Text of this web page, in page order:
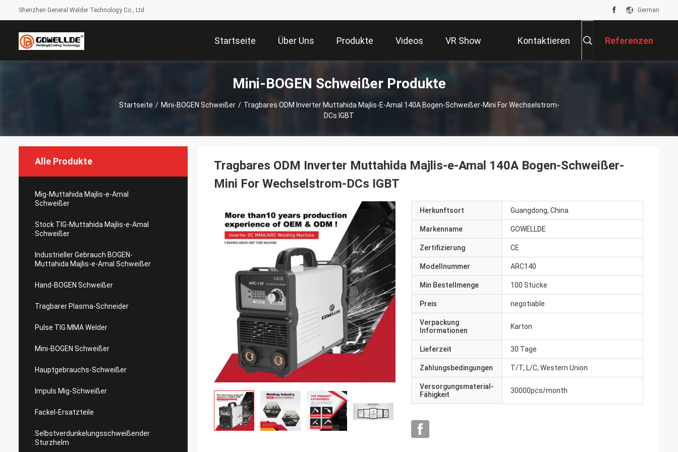
Shenzhen General Welder Technology Co., Ltd. German
Startseite Über Uns Produkte Videos VR Show Kontaktieren Referenzen
Mini-BOGEN Schweißer Produkte
Startseite / Mini-BOGEN Schweißer / Tragbares ODM Inverter Muttahida Majlis-E-Amal 140A Bogen-Schweißer-Mini For Wechselstrom-
DCs IGBT
Alle Produkte
Mig-Muttahida Majlis-e-Amal
Schweißer
Stock TIG-Muttahida Majlis-e-Amal
Schweißer
Industrieller Gebrauch BOGEN-
Muttahida Majlis-e-Amal Schweißer
Hand-BOGEN Schweißer
Tragbarer Plasma-Schneider
Pulse TIG MMA Welder
Mini-BOGEN Schweißer
Hauptgebrauchs-Schweißer
Impuls Mig-Schweißer
Fackel-Ersatzteile
Selbstverdunkelungsschweißender
Sturzhelm
Tragbares ODM Inverter Muttahida Majlis-e-Amal 140A Bogen-Schweißer-
Mini For Wechselstrom-DCs IGBT
Herkunftsort Guangdong, China
Markenname GOWELLDE
Zertifizierung CE
Modellnummer ARC140
Min Bestellmenge 100 Stücke
Preis negotiable
Verpackung
Informationen
Karton
Lieferzeit 30 Tage
Zahlungsbedingungen T/T, L/C, Western Union
Versorgungsmaterial-
Fähigkeit
30000pcs/month